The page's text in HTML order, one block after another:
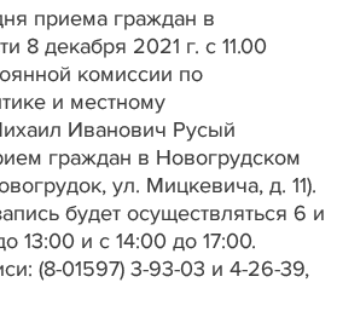
приема граждан в
8 декабря 2021 г. с 11.00
комиссии по
и местному
Иванович Русый
граждан в Новогрудском
ул. Мицкевича, д. 11).
будет осуществляться 6 и
13:00 и с 14:00 до 17:00.
(8-01597) 3-93-03 и 4-26-39,